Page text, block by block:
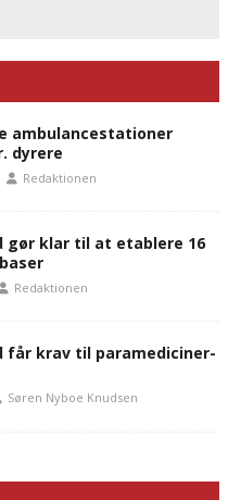
ambulancestationer
dyrere
Redaktionen
gør klar til at etablere 16
Redaktionen
får krav til paramediciner-
Søren Nyboe Knudsen